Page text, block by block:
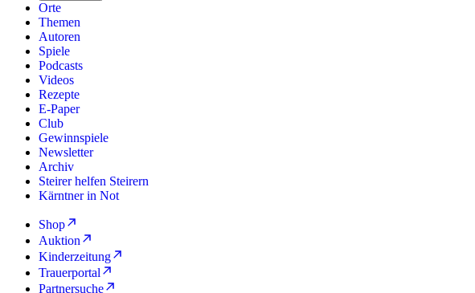
Orte
Themen
Autoren
Spiele
Podcasts
Videos
Rezepte
E-Paper
Club
Gewinnspiele
Newsletter
Archiv
Steirer helfen Steirern
Kärntner in Not
Shop
Auktion
Kinderzeitung
Trauerportal
Partnersuche